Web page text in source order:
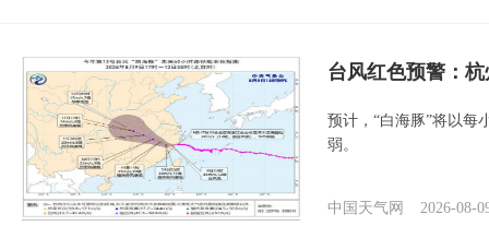
台风红色预警：
预计，“白海豚”将以每
弱。
中国天气网 2026-08-